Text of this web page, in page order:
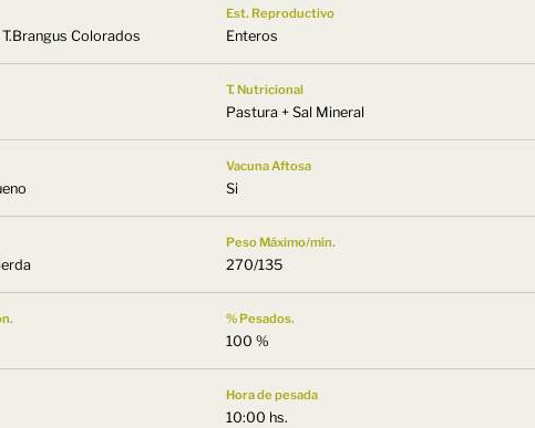
Colorados
Est. Reproductivo
Enteros
T. Nutricional
Pastura + Sal Mineral
Vacuna Aftosa
Si
Peso Máximo/min.
270/135
% Pesados.
100 %
Hora de pesada
10:00 hs.